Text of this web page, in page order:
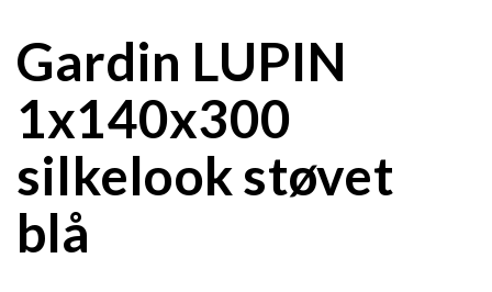
Gardin LUPIN
1x140x300
silkelook støvet
blå